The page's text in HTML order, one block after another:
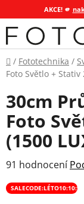
AKCE! 🫵
Přejít
na
obsah
Domů
/ Fototechnika /
Foto Světlo + Stativ
30cm
Foto
(1500
Průměrné
hodnocení
produktu
91 hodnocení
SALECODE:LÉTO10:10:%